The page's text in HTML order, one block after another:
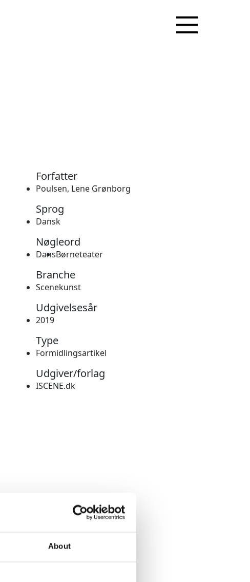
About
Forfatter
Poulsen, Lene Grønborg
Sprog
Dansk
Nøgleord
DansBørneteater
Branche
Scenekunst
Udgivelsesår
2019
Type
Formidlingsartikel
Udgiver/forlag
ISCENE.dk